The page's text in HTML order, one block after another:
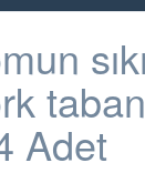
Adet